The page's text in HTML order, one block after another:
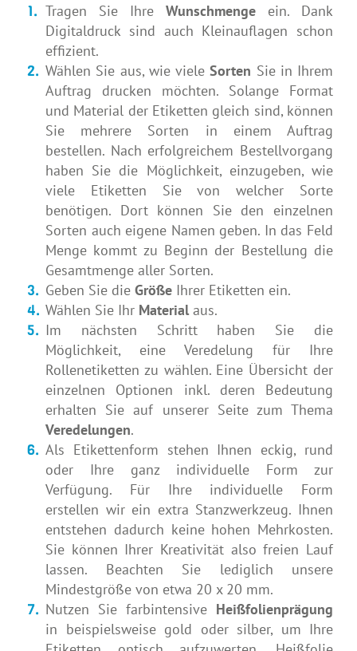
Tragen Sie Ihre Wunschmenge ein. Dank
Digitaldruck sind auch Kleinauflagen schon
effizient.
Wählen Sie aus, wie vieleSorten Sie in Ihrem
Auftrag drucken möchten. Solange Format
und Material der Etiketten gleich sind, können
Sie mehrere Sorten in einem Auftrag
bestellen. Nach erfolgreichem Bestellvorgang
haben Sie die Möglichkeit, einzugeben, wie
viele Etiketten Sie von welcher Sorte
benötigen. Dort können Sie den einzelnen
Sorten auch eigene Namen geben. In das Feld
Menge kommt zu Beginn der Bestellung die
Gesamtmenge aller Sorten.
Geben Sie die Größe Ihrer Etiketten ein.
Wählen Sie Ihr Materialaus.
Im nächsten Schritt haben Sie die
Möglichkeit, eine Veredelung für Ihre
Rollenetiketten zu wählen. Eine Übersicht der
einzelnen Optionen inkl. deren Bedeutung
erhalten Sie auf unserer Seite zum Thema
Veredelungen.
Als Etikettenform stehen Ihnen eckig, rund
oder Ihre ganz individuelle Form zur
Verfügung. Für Ihre individuelle Form
erstellen wir ein extra Stanzwerkzeug. Ihnen
entstehen dadurch keine hohen Mehrkosten.
Sie können Ihrer Kreativität also freien Lauf
lassen. Beachten Sie lediglich unsere
Mindestgröße von etwa 20 x 20 mm.
Nutzen Sie farbintensive Heißfolienprägung
in beispielsweise gold oder silber, um Ihre